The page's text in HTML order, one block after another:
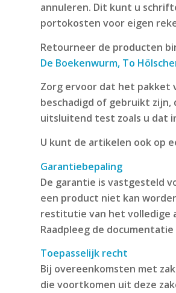
annuleren. Dit kunt u
portokosten voor eigen
Retourneer de producten
De Boekenwurm, To
Zorg ervoor dat het pakket
beschadigd of gebruikt
uitsluitend test zoals u dat
U kunt de artikelen ook op
Garantiebepaling
De garantie is vastgesteld
een product niet kan
restitutie van het volledige
Raadpleeg de
Toepasselijk recht
Bij overeenkomsten met
die voortkomen uit deze